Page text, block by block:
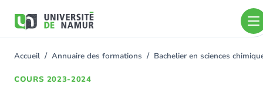
contenu
You
Accueil Annuaire des formations Bachelier en sciences
COURS 2023-2024